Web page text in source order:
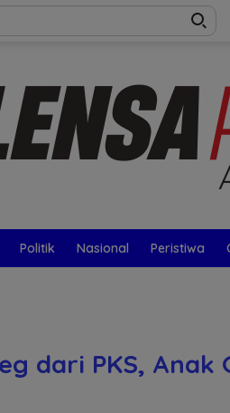
Politik Nasional Peristiwa
dari PKS,